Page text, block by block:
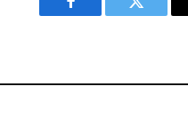
Facebook Twitter